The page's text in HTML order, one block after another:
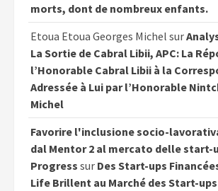
morts, dont de nombreux enfants.
Etoua Etoua Georges Michel sur
La Sortie de Cabral Libii, APC: La
l’Honorable Cabral Libii à la
Adressée à Lui par l’Honorable
Michel
Favorire l'inclusione socio-
dal Mentor 2 al mercato delle start-
Progress sur Des Start-ups
Life Brillent au Marché des Start-ups